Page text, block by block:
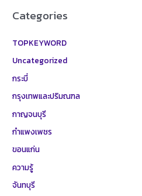
Categories
TOPKEYWORD
Uncategorized
กระบี่
กรุงเทพและปริมณฑล
กาญจนบุรี
กำแพงเพชร
ขอนแก่น
ความรู้
จันทบุรี